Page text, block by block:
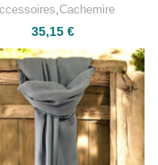
,Cachemire
35,15 €